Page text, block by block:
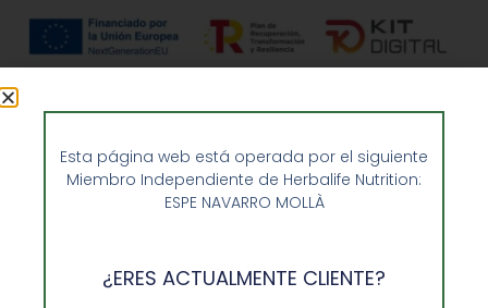
Opiniones de Clientes
Esta página web está operada por el siguiente
Miembro Independiente de Herbalife Nutrition:
ESPE NAVARRO MOLLÀ
¿ERES ACTUALMENTE CLIENTE?